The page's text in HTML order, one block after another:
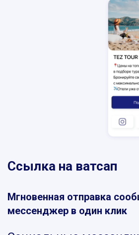
Ссылка на ватсап
Мгновенная отправка
мессенджер в один клик